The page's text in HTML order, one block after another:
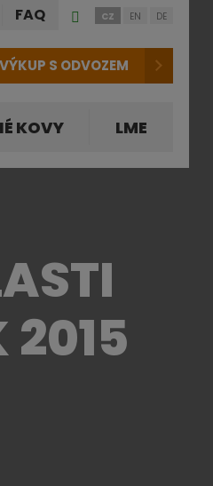
FAQ
S ODVOZEM
Přihlášení
klienstké
CZ EN DE
KOVY LME
2015